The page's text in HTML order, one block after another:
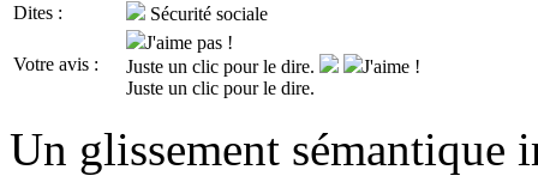
Dites :
Sécurité sociale
Votre avis :
J'aime pas !
Juste un clic pour le dire.
J'aime !
Juste un clic pour le dire.
Un glissement